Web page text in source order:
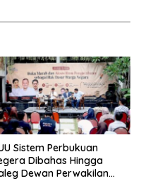
Sistem Perbukuan
Dibahas Hingga
Dewan Perwakilan